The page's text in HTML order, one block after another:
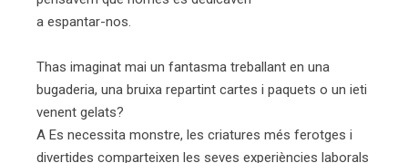
a espantar-nos.
Thas imaginat mai un fantasma treballant en una
bugaderia, una bruixa repartint cartes i paquets o un ieti
venent gelats?
A Es necessita monstre, les criatures més ferotges i
divertides comparteixen les seves experiències laborals